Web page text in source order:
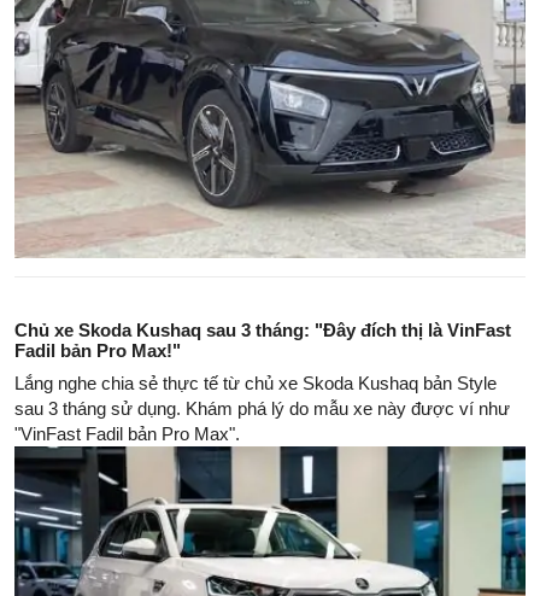
Chủ xe Skoda Kushaq sau 3 tháng: "Đây đích thị là VinFast
Fadil bản Pro Max!"
Lắng nghe chia sẻ thực tế từ chủ xe Skoda Kushaq bản Style
sau 3 tháng sử dụng. Khám phá lý do mẫu xe này được ví như
"VinFast Fadil bản Pro Max".